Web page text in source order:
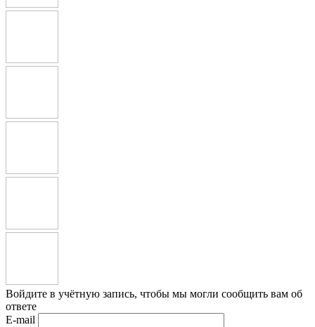
Войдите в учётную запись, чтобы мы могли сообщить вам об
ответе
E-mail